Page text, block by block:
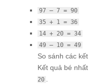
97 – 7 = 90
35 + 1 = 36
14 + 20 = 34
49 – 10 = 49
So sánh các
Kết quả bé
20